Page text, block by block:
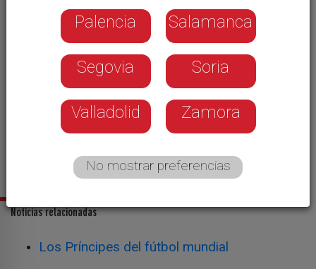
Noticias relacionadas
Los Príncipes del fútbol mundial
Palencia Salamanca
Segovia Soria
Valladolid Zamora
No mostrar preferencias